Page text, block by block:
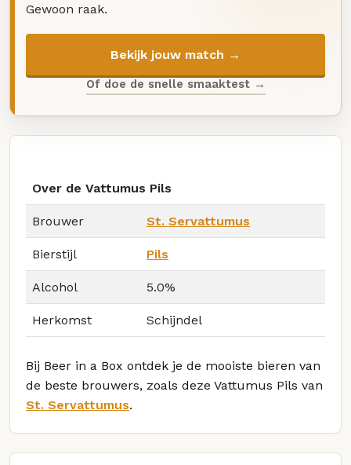
Gewoon raak.
Bekijk jouw match →
Of doe de snelle smaaktest →
Over de Vattumus Pils
Brouwer St. Servattumus
Bierstijl Pils
Alcohol 5.0%
Herkomst Schijndel
Bij Beer in a Box ontdek je de mooiste bieren van
de beste brouwers, zoals deze Vattumus Pils van
St. Servattumus.